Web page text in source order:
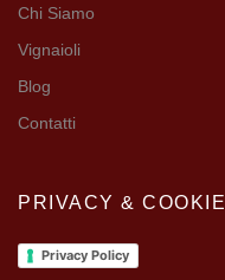
Chi Siamo
Vignaioli
Blog
Contatti
PRIVACY & COOKIE
Privacy Policy